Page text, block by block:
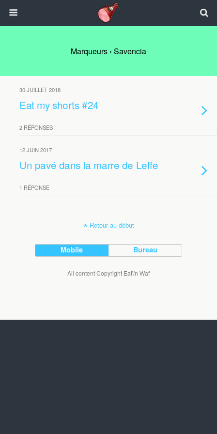
Marqueurs › Savencia
30 JUILLET 2018
Eat my shorts #24
2 RÉPONSES
12 JUIN 2017
Un pavé dans la marre de Leffe
1 RÉPONSE
Retour au début
Mobile Bureau
All content Copyright Eat\'n Waf